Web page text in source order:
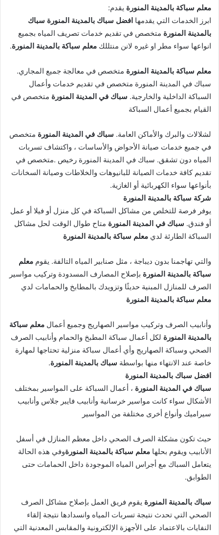
معلم سباكة بالمدينة المنورة يقدم:
ابرز الخدمات التي يقدمها افضل سباك بالمدينة المنورة سباك
بالمدينة المنورة متخصص في تقديم خدمات تصريف المياه بجميع
انواعها سواء مطر او غيره لانن منتللك معلم سباكة بالمدينة المنورة.
معلم سباكة بالمدينة المنورة متخصص في معالجة جميع المجاري.
سباك في المدينة المنورة متخصص في تقديم خدمات وأعمال
السباكة الداخلية والخارجية. سباك في المدينة المنورة متخصص في
القيام بجميع أعمال السباكة
لشلالات والبرك والأماكن العامة. سباك في المدينة المنورة متخصص
في جميع خدمات صيانة الأحواض والأساسات ، واكتشاف تسربات
المياه دون تشقق. سباك في المدينة المنورة رخيص .متخصص في
تقديم كافة خدمات الصيانة للبانيوهات والخلاطات وصيانة السخانات
بأنواعها سواء الكهربائية أو الغازية.
شركة سباكة بالمدينة المنورة
يوفر فرصة للتخلص من مشاكل السباكة في كل منزل أو فيلا أو عمل
أو فندق. سباك في المدينة المنورة متاح طوال الوقت لحل مشاكل
السباكة الطارئة لدي معلم سباكة بالمدينة المنورة
والتي تهاجمنا بدون ديباجة ، مثل صنابير المياه التالفة. يقوم معلم
سباكة بالمدينة المنورة بإصلاح المصارف المسدودة وتركيب مواسير
الصرف للمنازل المبنية حديثًا وتزويدك بالمطابخ والحمامات لدي
معلم سباكة بالمدينة المنورة
وأنابيب الصرف وتركيب مواسير الصهاريج وجميع أعمال معلم سباكة
بالمدينة المنورة لكل أعمال سباكة المطبخ والحمام وأنابيب الصرف
الصحي وسباكة الصهاريج وأي أعمال سباكة منزلية تحتاجها لمهارة
خاصة عند الانتهاء منها بواسطة سباك بالمدينة المنورة.
افضل سباك بالمدينة المنورة
سباك في المدينة المنورة ، أعمال السباكة على المواسير بمختلف
الأشكال سواء كانت مواسير خرسانية وأنابيب فايبر جلاس وأنابيب
سيراميك وأنواع أخرى مختلفة من المواسير
حيث تكون مشكلة الصرف الصحي داخل معظم المنازل في أسفل
الأنابيب ويقوم بحلها معلم سباكة بالمدينة المنورةوفي هذه الحالة
يتعامل السباك مع أجراس المياه الموجودة داخل الحمامات حتى
الطوابق.
سباك بالمدينة المنورة يقوم فريق العمل بإصلاح مشاكل الصرف
الصحي التي تحدث نتيجة تسربات المياه وانسدادها نتيجة إلقاء
النفايات بالاعتماد على الأجهزة الإلكترونية والمقابس المعدنية التي